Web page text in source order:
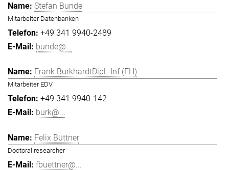
Stefan Bunde
Mitarbeiter Datenbanken
+49 341 9940-2489
bunde@...
Frank BurkhardtDipl.-Inf (FH)
Mitarbeiter EDV
+49 341 9940-142
burk@...
Felix Büttner
Doctoral researcher
fbuettner@...